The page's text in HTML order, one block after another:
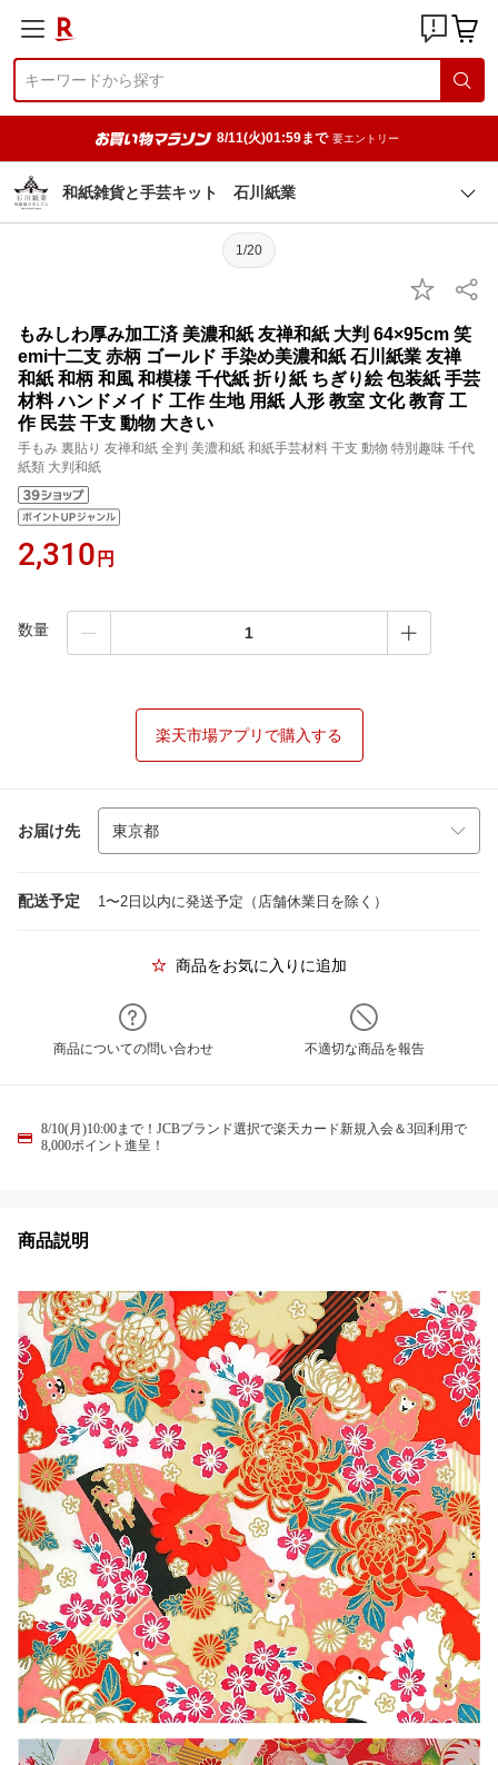
8/11(火)01:59まで 要エントリー
和紙雑貨と手芸キット 石川紙業
1/20
もみしわ厚み加工済 美濃和紙 友禅和紙 大判 64×95cm 笑
emi十二支 赤柄 ゴールド 手染め美濃和紙 石川紙業 友禅
和紙 和柄 和風 和模様 千代紙 折り紙 ちぎり絵 包装紙 手芸
材料 ハンドメイド 工作 生地 用紙 人形 教室 文化 教育 工
作 民芸 干支 動物 大きい
手もみ 裏貼り 友禅和紙 全判 美濃和紙 和紙手芸材料 干支 動物 特別趣味 千代
紙類 大判和紙
2,310 円
数量
楽天市場アプリで購入する
お届け先
配送予定 1〜2日以内に発送予定（店舗休業日を除く）
商品をお気に入りに追加
商品についての問い合わせ 不適切な商品を報告
8/10(月)10:00まで！JCBブランド選択で楽天カード新規入会＆3回利用で
8,000ポイント進呈！
商品説明